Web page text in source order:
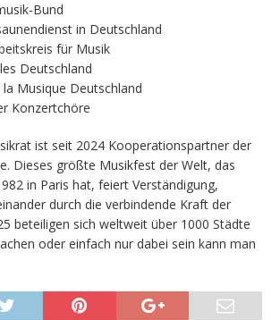
Bund
in Deutschland
für Musik
Deutschland
Musique Deutschland
Konzertchöre
ist seit 2024 Kooperationspartner der
Dieses größte Musikfest der Welt, das
in Paris hat, feiert Verständigung,
durch die verbindende Kraft der
beteiligen sich weltweit über 1000 Städte
oder einfach nur dabei sein kann man